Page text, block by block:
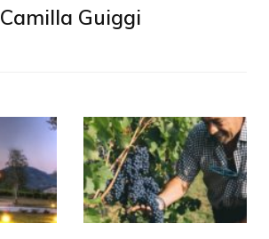
Camilla Guiggi